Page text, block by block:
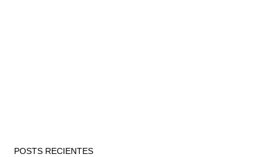
POSTS RECIENTES